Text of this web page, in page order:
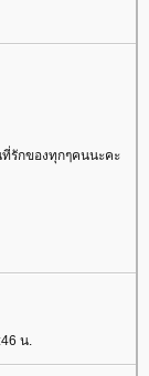
รักของทุกๆคนนะคะ
น.